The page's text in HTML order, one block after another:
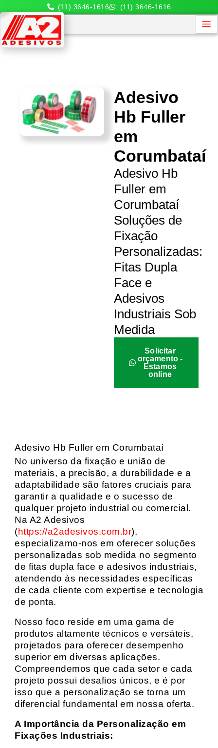
(11) 3646-1616 (11) 3646-1616
Adesivo
Hb Fuller
em
Corumbataí
Adesivo Hb
Fuller em
Corumbataí
Soluções de
Fixação
Personalizadas:
Fitas Dupla
Face e
Adesivos
Industriais Sob
Medida
Solicitar
orçamento -
Estamos
online
Adesivo Hb Fuller em Corumbataí
No universo da fixação e união de
materiais, a precisão, a durabilidade e a
adaptabilidade são fatores cruciais para
garantir a qualidade e o sucesso de
qualquer projeto industrial ou comercial.
Na A2 Adesivos
(https://a2adesivos.com.br),
especializamo-nos em oferecer soluções
personalizadas sob medida no segmento
de fitas dupla face e adesivos industriais,
atendendo às necessidades específicas
de cada cliente com expertise e tecnologia
de ponta.
Nosso foco reside em uma gama de
produtos altamente técnicos e versáteis,
projetados para oferecer desempenho
superior em diversas aplicações.
Compreendemos que cada setor e cada
projeto possui desafios únicos, e é por
isso que a personalização se torna um
diferencial fundamental em nossa oferta.
A Importância da Personalização em
Fixações Industriais: